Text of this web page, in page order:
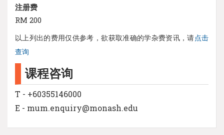
注册费
RM 200
以上列出的费用仅供参考，欲获取准确的学杂费资讯，请点击
查询
课程咨询
T - +60355146000
E - mum.enquiry@monash.edu